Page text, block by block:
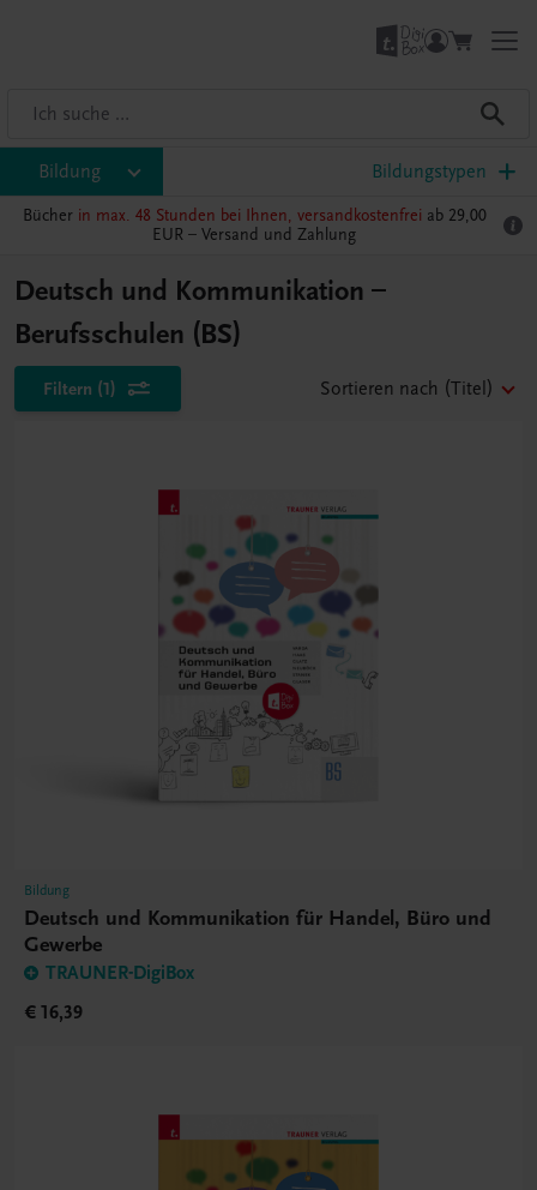
Bildung Bildungstypen
Bücher in max. 48 Stunden bei Ihnen, versandkostenfrei ab 29,00
EUR – Versand und Zahlung
Deutsch und Kommunikation –
Berufsschulen (BS)
Filtern (1) Sortieren nach (Titel)
Bildung
Deutsch und Kommunikation für Handel, Büro und
Gewerbe
TRAUNER-DigiBox
€ 16,39